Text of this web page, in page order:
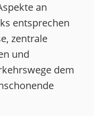
an
entsprechen
zentrale
und
dem